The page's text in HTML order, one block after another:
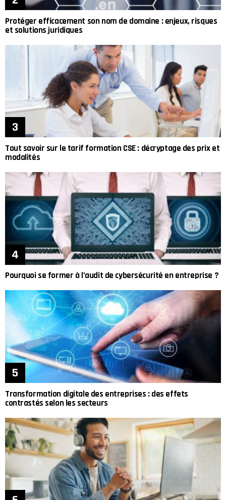
Protéger efficacement son nom de domaine : enjeux, risques
et solutions juridiques
Tout savoir sur le tarif formation CSE : décryptage des prix et
modalités
Pourquoi se former à l’audit de cybersécurité en entreprise ?
Transformation digitale des entreprises : des effets
contrastés selon les secteurs